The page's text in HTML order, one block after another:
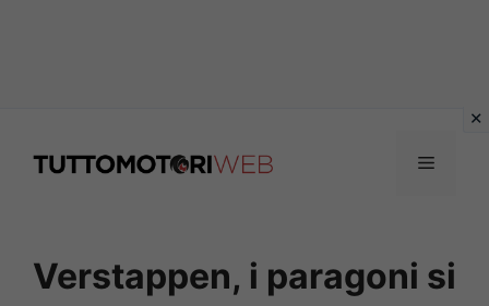
Menu
Verstappen, i paragoni si